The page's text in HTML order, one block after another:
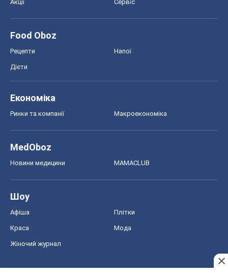
Акції Сервіс
Food Oboz
Рецепти Напої
Дієти
Економіка
Ринки та компанії Макроекономіка
MedOboz
Новини медицини MAMACLUB
Шоу
Афіша Плітки
Краса Мода
Жіночий журнал